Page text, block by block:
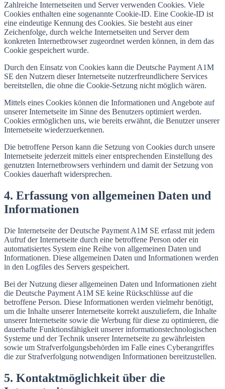
Zahlreiche Internetseiten und Server verwenden Cookies. Viele
Cookies enthalten eine sogenannte Cookie-ID. Eine Cookie-ID ist
eine eindeutige Kennung des Cookies. Sie besteht aus einer
Zeichenfolge, durch welche Internetseiten und Server dem
konkreten Internetbrowser zugeordnet werden können, in dem das
Cookie gespeichert wurde.
Durch den Einsatz von Cookies kann die Deutsche Payment A1M
SE den Nutzern dieser Internetseite nutzerfreundlichere Services
bereitstellen, die ohne die Cookie-Setzung nicht möglich wären.
Mittels eines Cookies können die Informationen und Angebote auf
unserer Internetseite im Sinne des Benutzers optimiert werden.
Cookies ermöglichen uns, wie bereits erwähnt, die Benutzer unserer
Internetseite wiederzuerkennen.
Die betroffene Person kann die Setzung von Cookies durch unsere
Internetseite jederzeit mittels einer entsprechenden Einstellung des
genutzten Internetbrowsers verhindern und damit der Setzung von
Cookies dauerhaft widersprechen.
4. Erfassung von allgemeinen Daten und
Informationen
Die Internetseite der Deutsche Payment A1M SE erfasst mit jedem
Aufruf der Internetseite durch eine betroffene Person oder ein
automatisiertes System eine Reihe von allgemeinen Daten und
Informationen. Diese allgemeinen Daten und Informationen werden
in den Logfiles des Servers gespeichert.
Bei der Nutzung dieser allgemeinen Daten und Informationen zieht
die Deutsche Payment A1M SE keine Rückschlüsse auf die
betroffene Person. Diese Informationen werden vielmehr benötigt,
um die Inhalte unserer Internetseite korrekt auszuliefern, die Inhalte
unserer Internetseite sowie die Werbung für diese zu optimieren, die
dauerhafte Funktionsfähigkeit unserer informationstechnologischen
Systeme und der Technik unserer Internetseite zu gewährleisten
sowie um Strafverfolgungsbehörden im Falle eines Cyberangriffes
die zur Strafverfolgung notwendigen Informationen bereitzustellen.
5. Kontaktmöglichkeit über die